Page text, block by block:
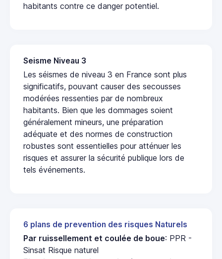
habitants contre ce danger potentiel.
Seisme Niveau 3
Les séismes de niveau 3 en France sont plus
significatifs, pouvant causer des secousses
modérées ressenties par de nombreux
habitants. Bien que les dommages soient
généralement mineurs, une préparation
adéquate et des normes de construction
robustes sont essentielles pour atténuer les
risques et assurer la sécurité publique lors de
tels événements.
6 plans de prevention des risques Naturels
Par ruissellement et coulée de boue: PPR -
Sinsat Risque naturel